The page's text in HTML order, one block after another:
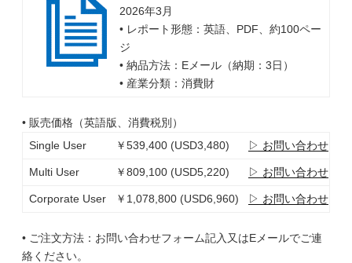
2026年3月
• レポート形態：英語、PDF、約100ペー
ジ
• 納品方法：Eメール（納期：3日）
• 産業分類：消費財
• 販売価格（英語版、消費税別）
Single User
￥539,400 (USD3,480) ▷ お問い合わせ
Multi User ￥809,100 (USD5,220) ▷ お問い合わせ
Corporate User ￥1,078,800 (USD6,960) ▷ お問い合わせ
• ご注文方法：お問い合わせフォーム記入又はEメールでご連
絡ください。